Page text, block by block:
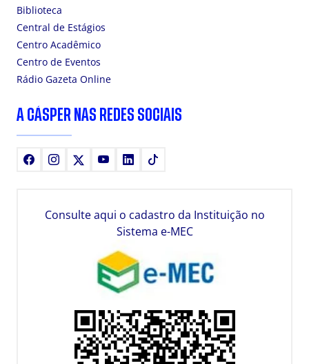
Biblioteca
Central de Estágios
Centro Acadêmico
Centro de Eventos
Rádio Gazeta Online
A CÁSPER NAS REDES SOCIAIS
FacebookInstagram YoutubeLinkedIn
Consulte aqui o cadastro da Instituição no
Sistema e-MEC